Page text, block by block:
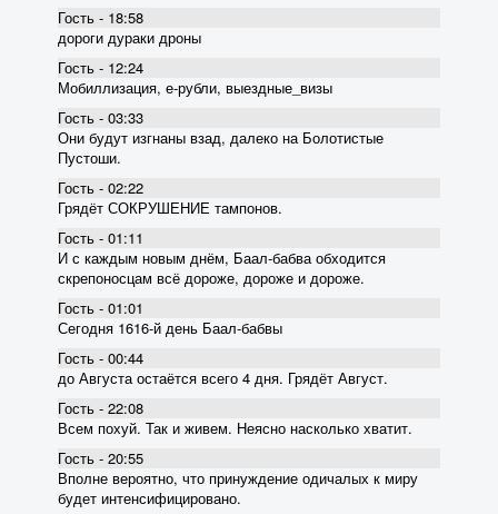
Гость - 18:58
дороги дураки дроны
Гость - 12:24
Мобиллизация, е-рубли, выездные_визы
Гость - 03:33
Они будут изгнаны взад, далеко на Болотистые
Пустоши.
Гость - 02:22
Грядёт СОКРУШЕНИЕ тампонов.
Гость - 01:11
И с каждым новым днём, Баал-бабва обходится
скрепоносцам всё дороже, дороже и дороже.
Гость - 01:01
Сегодня 1616-й день Баал-бабвы
Гость - 00:44
до Августа остаётся всего 4 дня. Грядёт Август.
Гость - 22:08
Всем похуй. Так и живем. Неясно насколько хватит.
Гость - 20:55
Вполне вероятно, что принуждение одичалых к миру
будет интенсифицировано.